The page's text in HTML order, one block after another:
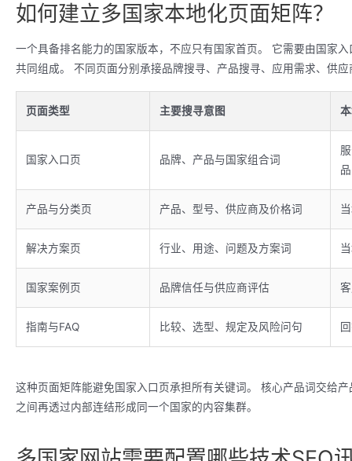
如何建立多国家本地化页面矩阵？
一个具备排名能力的国家版本，不应只有国家首页。 它需要由国家
共同组成。 不同页面分别承接品牌搜寻、产品搜寻、应用需求、供
页面类型 主要搜寻意图
国家入口页 品牌、产品与国家组合词
品
产品与分类页 产品、型号、供应商及价格词
解决方案页 行业、用途、问题及方案词
国家案例页 品牌信任与供应商评估
指南与FAQ 比较、选型、规定及风险问句
这种页面矩阵能避免国家入口页承担所有关键词。 核心产品词交给
之间再透过内部连结形成同一个国家的内容集群。